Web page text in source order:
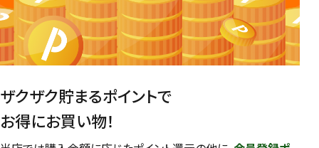
ザクザク貯まるポイントで
お得にお買い物！